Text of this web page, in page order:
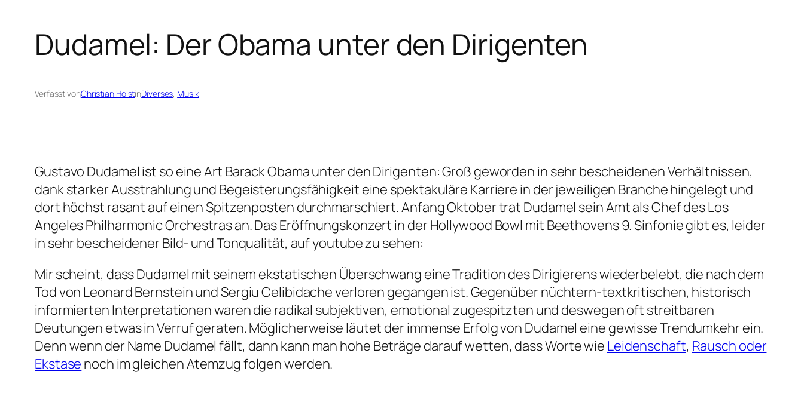
Dudamel: Der Obama unter den Dirigenten
Verfasst vonChristian HolstinDiverses, Musik
Gustavo Dudamel ist so eine Art Barack Obama unter den Dirigenten: Groß geworden in sehr bescheidenen Verhältnissen,
dank starker Ausstrahlung und Begeisterungsfähigkeit eine spektakuläre Karriere in der jeweiligen Branche hingelegt und
dort höchst rasant auf einen Spitzenposten durchmarschiert. Anfang Oktober trat Dudamel sein Amt als Chef des Los
Angeles Philharmonic Orchestras an. Das Eröffnungskonzert in der Hollywood Bowl mit Beethovens 9. Sinfonie gibt es, leider
in sehr bescheidener Bild- und Tonqualität, auf youtube zu sehen:
Mir scheint, dass Dudamel mit seinem ekstatischen Überschwang eine Tradition des Dirigierens wiederbelebt, die nach dem
Tod von Leonard Bernstein und Sergiu Celibidache verloren gegangen ist. Gegenüber nüchtern-textkritischen, historisch
informierten Interpretationen waren die radikal subjektiven, emotional zugespitzten und deswegen oft streitbaren
Deutungen etwas in Verruf geraten. Möglicherweise läutet der immense Erfolg von Dudamel eine gewisse Trendumkehr ein.
Denn wenn der Name Dudamel fällt, dann kann man hohe Beträge darauf wetten, dass Worte wie Leidenschaft, Rausch oder
Ekstase noch im gleichen Atemzug folgen werden.